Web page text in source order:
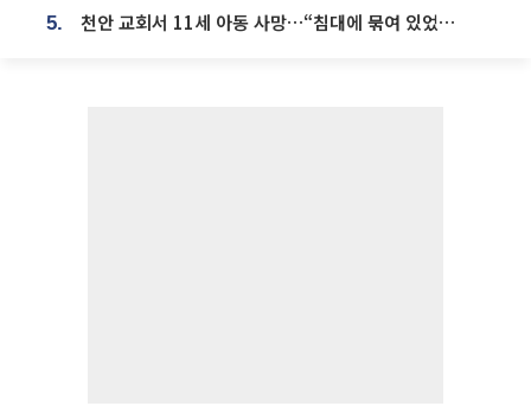
5. 천안 교회서 11세 아동 사망…“침대에 묶여 있었다” 진술 확보